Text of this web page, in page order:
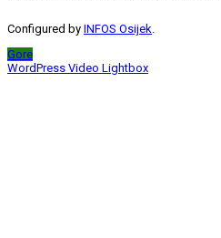
Configured by INFOS Osijek.
Gore
WordPress Video Lightbox